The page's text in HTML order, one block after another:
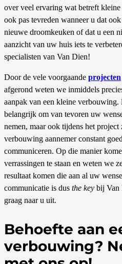
over veel ervaring wat betreft
ook pas tevreden wanneer u dat
nieuwe droomkeuken of dat u een
aanzicht van uw huis iets te
specialisten van Van Dien!
Door de vele voorgaande projecten
afgerond weten we inmiddels
aanpak van een kleine verbouwing.
belangrijk om van tevoren uw
nemen, maar ook tijdens het
verbouwing aannemer constant
communiceren. Op die manier
verrassingen te staan en weten we
resultaat komen die aan al uw
communicatie is dus the key bij Van
graag naar u uit.
Behoefte aan
verbouwing?